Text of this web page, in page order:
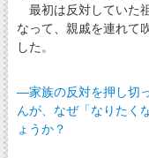
最初は反対していた
なって、親戚を連れて
した。
―家族の反対を押し切
んが、なぜ「なりたく
ょうか？